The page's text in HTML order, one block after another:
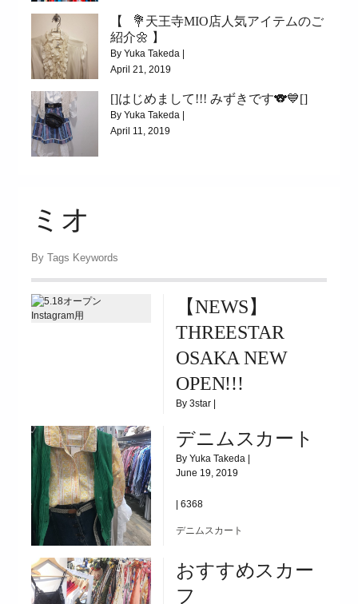
[]はじめまして☺️☺️🌸[]【⠀💐天王寺MIO店人気アイテムのご
紹介🌼 】
By Yuka Takeda |
April 21, 2019
|5712
【⠀💐天王寺MIO店人気アイテムのご紹介🌼 】
[]はじめまして!!! みずきです🐨💙[]
By Yuka Takeda |
April 11, 2019
ミオ
By Tags Keywords
【NEWS】
THREESTAR
OSAKA NEW
OPEN!!!
By 3star |
|36176
2020/5/18(MON)
デニムスカート
By Yuka Takeda |
June 19, 2019
6368
デニムスカート
おすすめスカー
フ